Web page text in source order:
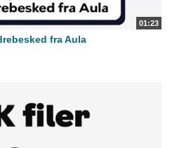
01:23
fra Aula